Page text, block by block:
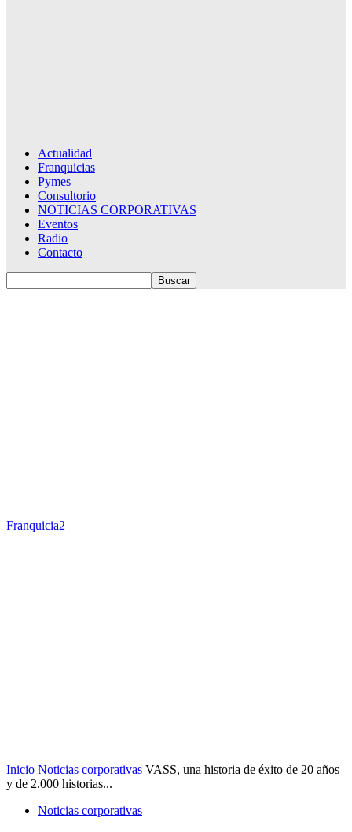
Actualidad
Franquicias
Pymes
Consultorio
NOTICIAS CORPORATIVAS
Eventos
Radio
Contacto
Franquicia2
Inicio Noticias corporativas VASS, una historia de éxito de 20 años
y de 2.000 historias...
Noticias corporativas